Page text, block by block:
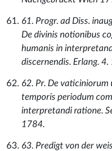
61. Progr. ad Diss.
De divinis notionibus
humanis in
discernendis. Erlang. 4.
62. Pr. De vaticiniorum
temporis periodum
interpretandi ratione.
1784.
63. Predigt von der